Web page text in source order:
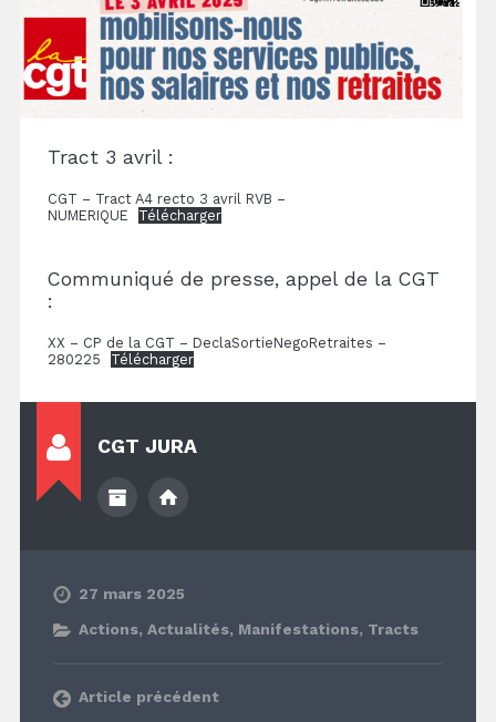
Tract 3 avril :
CGT – Tract A4 recto 3 avril RVB –
NUMERIQUE
Télécharger
Communiqué de presse, appel de la CGT
:
XX – CP de la CGT – DeclaSortieNegoRetraites –
280225
Télécharger
CGT JURA
27 mars 2025
Actions, Actualités, Manifestations, Tracts
Article précédent